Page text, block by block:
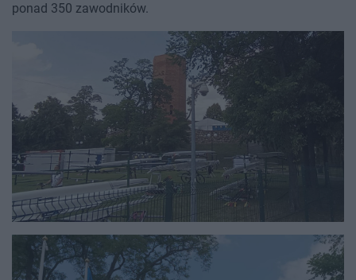
ponad 350 zawodników.